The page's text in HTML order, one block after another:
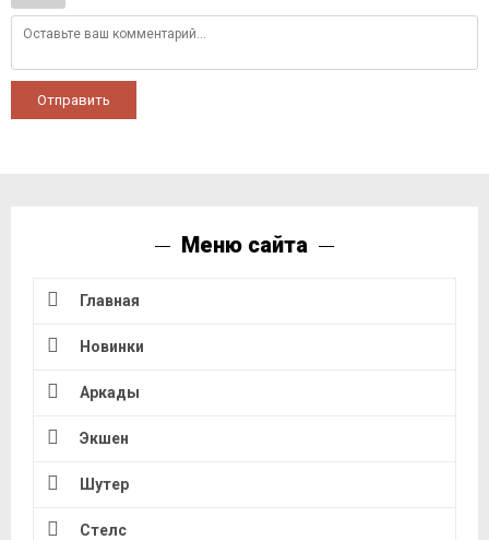
Отправить
Меню сайта
Главная
Новинки
Аркады
Экшен
Шутер
Стелс